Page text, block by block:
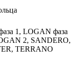
1, LOGAN фаза
2, SANDERO,
TERRANO